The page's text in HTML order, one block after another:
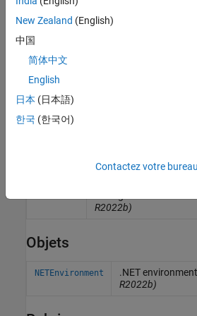
e =
  NETEnvironment with properties:
             Status: loaded
            Version: ".NET 7.0.10"
R2022b)
Objets
NETEnvironment .NET
R2022b)
New Zealand (English)
中国
简体中文
English
日本 (日本語)
한국 (한국어)
Contactez votre